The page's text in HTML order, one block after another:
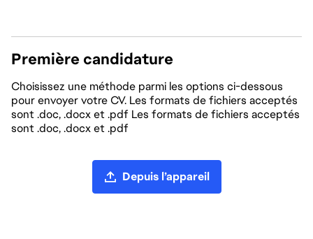
Première candidature
Choisissez une méthode parmi les options ci-dessous
pour envoyer votre CV. Les formats de fichiers acceptés
sont .doc, .docx et .pdf Les formats de fichiers acceptés
sont .doc, .docx et .pdf
Depuis l’appareil